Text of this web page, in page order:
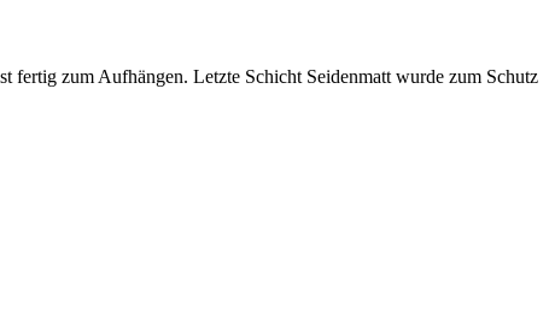
zum Aufhängen. Letzte Schicht Seidenmatt wurde zum Schutz